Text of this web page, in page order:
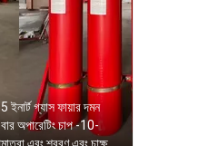
ইনার্ট গ্যাস ফায়ার দমন
অপারেটিং চাপ -10-